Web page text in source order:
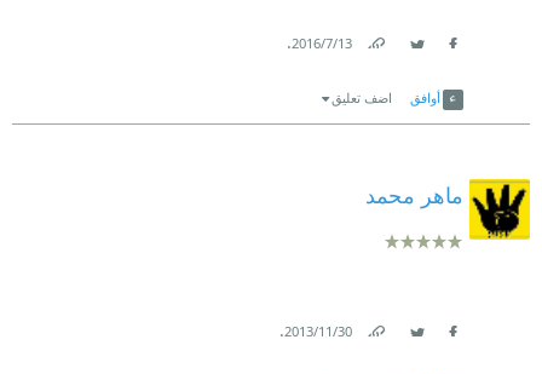
13‏/7‏/2016
.
أوافق اضف تعليق
ماهر محمد
30‏/11‏/2013
.